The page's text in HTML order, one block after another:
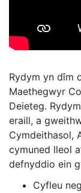
Rydym yn dîm
Maethegwyr
Deieteg.
eraill, a
Cymdeithasol,
cymuned lleol
defnyddio ein
Cyfleu